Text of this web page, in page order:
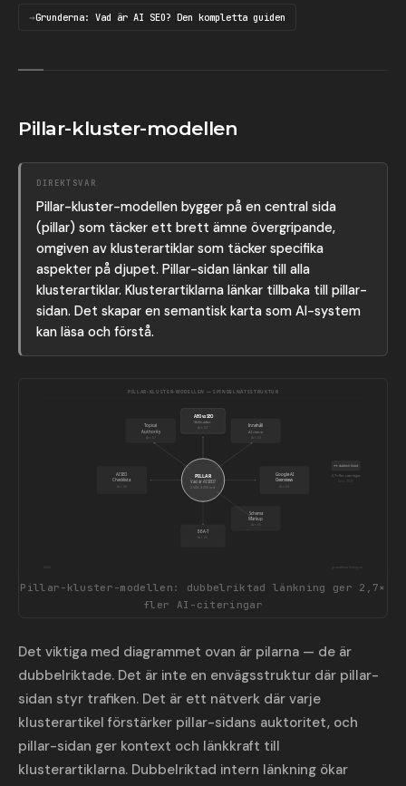
Grunderna: Vad är AI SEO? Den kompletta guiden
Pillar-kluster-modellen
DIREKTSVAR
Pillar-kluster-modellen bygger på en central sida
(pillar) som täcker ett brett ämne övergripande,
omgiven av klusterartiklar som täcker specifika
aspekter på djupet. Pillar-sidan länkar till alla
klusterartiklar. Klusterartiklarna länkar tillbaka till pillar-
sidan. Det skapar en semantisk karta som AI-system
kan läsa och förstå.
PILLAR-KLUSTER-MODELLEN — SPINDELNÄTSSTRUKTUR
PILLAR
Vad är AI SEO?
2 500–3 000 ord
AEO vs SEO
Skillnaden
Art. 02
Innehåll
AI citerar
Google AI
Overviews
Art. 04
Schema
Markup
E-E-A-T
AI SEO
Checklista
Art. 08
Topical
Authority
↔ dubbelriktad
2,7× fler citeringar
Pillar-kluster-modellen: dubbelriktad länkning ger 2,7×
fler AI-citeringar
Det viktiga med diagrammet ovan är pilarna — de är
dubbelriktade. Det är inte en envägsstruktur där pillar-
sidan styr trafiken. Det är ett nätverk där varje
klusterartikel förstärker pillar-sidans auktoritet, och
pillar-sidan ger kontext och länkkraft till
klusterartiklarna. Dubbelriktad intern länkning ökar